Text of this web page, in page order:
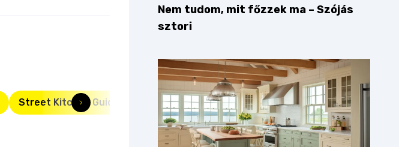
Street Kitchen Guide desszert karácsony bejgli cukrászda
Nem tudom, mit főzzek ma – Szójás
sztori